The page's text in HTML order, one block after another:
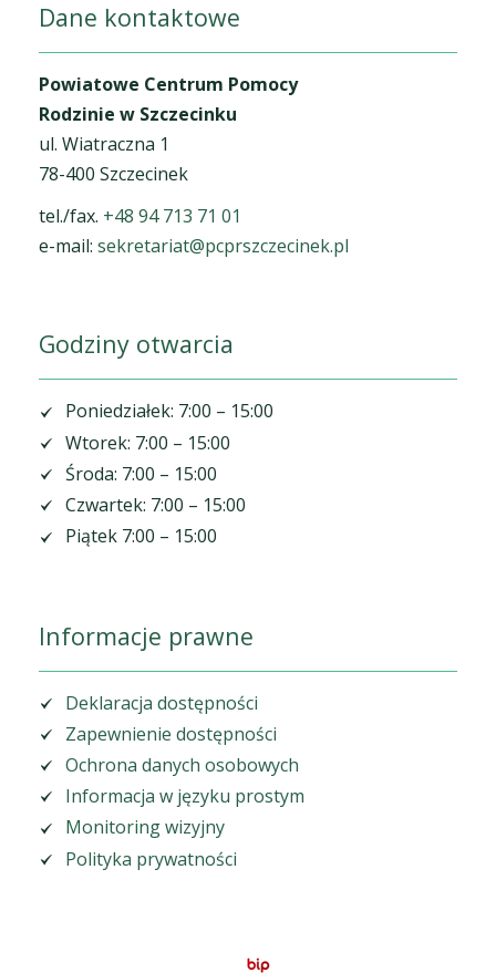
Dane kontaktowe
Powiatowe Centrum Pomocy
Rodzinie w Szczecinku
ul. Wiatraczna 1
78-400 Szczecinek
tel./fax. +48 94 713 71 01
e-mail: sekretariat@pcprszczecinek.pl
Godziny otwarcia
Poniedziałek: 7:00 – 15:00
Wtorek: 7:00 – 15:00
Środa: 7:00 – 15:00
Czwartek: 7:00 – 15:00
Piątek 7:00 – 15:00
Informacje prawne
Deklaracja dostępności
Zapewnienie dostępności
Ochrona danych osobowych
Informacja w języku prostym
Monitoring wizyjny
Polityka prywatności